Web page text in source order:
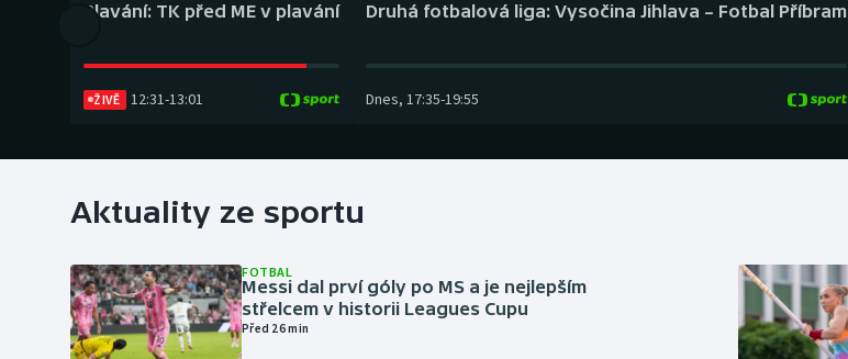
Gymnastika Plážový volejbal
Plavání: TK před ME v plavání
ŽIVĚ 12:31-13:01
Druhá fotbalová liga: Vysočina Jihlava – Fotbal Příbram
Dnes, 17:35-19:55
Aktuality ze sportu
FOTBAL
Messi dal prví góly po MS a je nejlepším
střelcem v historii Leagues Cupu
Před 26 min